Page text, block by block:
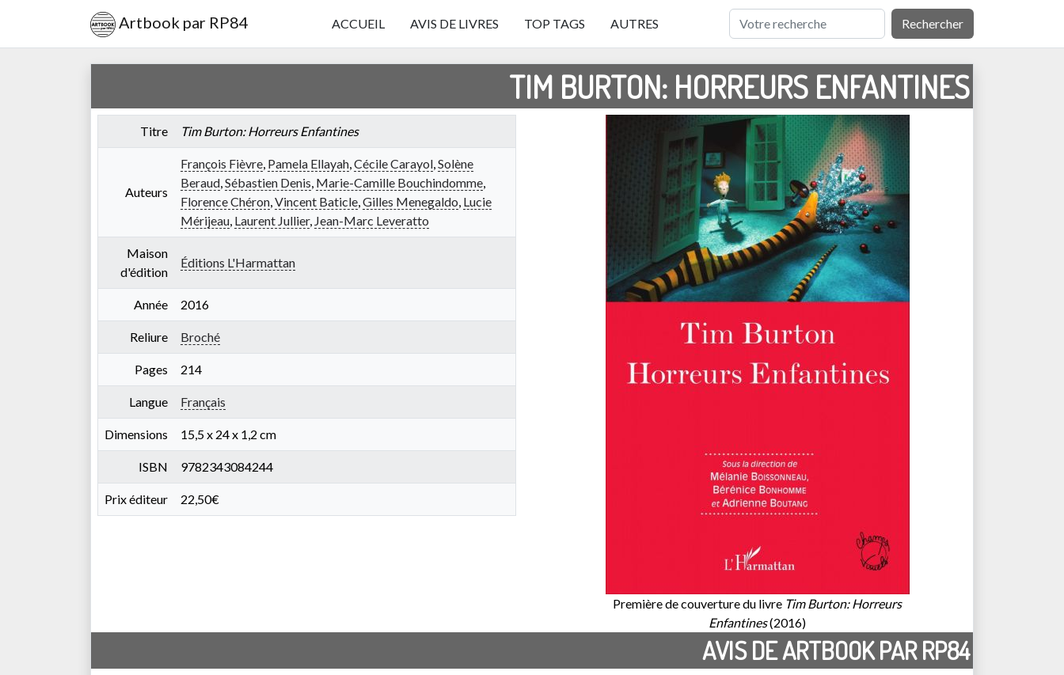
Artbook par RP84 ACCUEIL AVIS DE LIVRES TOP TAGS AUTRES Rechercher
TIM BURTON: HORREURS ENFANTINES
Titre Tim Burton: Horreurs Enfantines
Auteurs
François Fièvre, Pamela Ellayah,Cécile Carayol,Solène
Beraud,Sébastien Denis, Marie-Camille Bouchindomme,
Florence Chéron,Vincent Baticle,Gilles Menegaldo, Lucie
Mérijeau, Laurent Jullier, Jean-Marc Leveratto
Maison
d'édition
Éditions L'Harmattan
Année 2016
Reliure Broché
Pages 214
Langue Français
Dimensions 15,5 x 24 x 1,2 cm
ISBN 9782343084244
Prix éditeur 22,50€
Première de couverture du livre Tim Burton: Horreurs
Enfantines(2016)
AVIS DE ARTBOOK PAR RP84